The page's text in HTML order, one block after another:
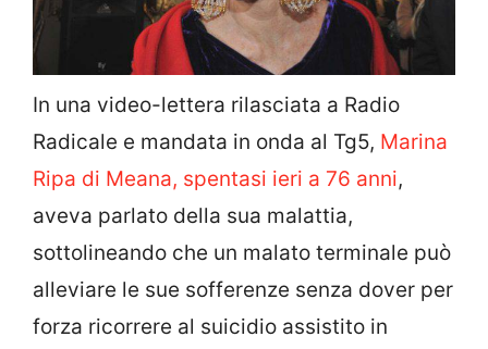
In una video-lettera rilasciata a Radio
Radicale e mandata in onda al Tg5, Marina
Ripa di Meana, spentasi ieri a 76 anni,
aveva parlato della sua malattia,
sottolineando che un malato terminale può
alleviare le sue sofferenze senza dover per
forza ricorrere al suicidio assistito in